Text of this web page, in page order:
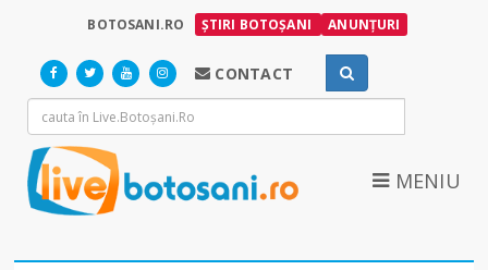
BOTOSANI.RO ȘTIRI BOTOȘANI ANUNȚURI
CONTACT
MENIU